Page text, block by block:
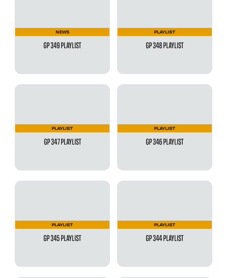
NEWS
GP 349 PLAYLIST
PLAYLIST
GP 348 PLAYLIST
PLAYLIST
GP 347 PLAYLIST
PLAYLIST
GP 346 PLAYLIST
PLAYLIST
GP 345 PLAYLIST
PLAYLIST
GP 344 PLAYLIST